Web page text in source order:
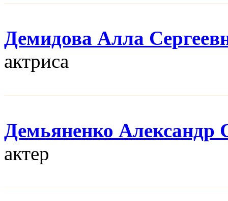
Демидова Алла
актриса
Демьяненко Александр
актер